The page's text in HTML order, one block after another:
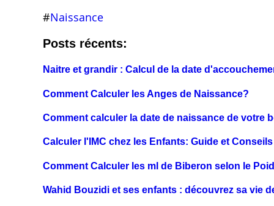
#Naissance
Posts récents:
Naitre et grandir : Calcul de la date
Comment Calculer les Anges de Naissance?
Comment calculer la date de naissance de votre
Calculer l'IMC chez les Enfants: Guide et Conseils
Comment Calculer les ml de Biberon selon le
Wahid Bouzidi et ses enfants : découvrez sa vie